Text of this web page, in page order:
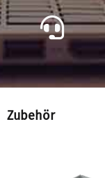
Zubehör